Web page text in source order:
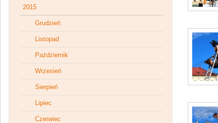
2015
Grudzień
Listopad
Październik
Wrzesień
Sierpień
Lipiec
Czerwiec